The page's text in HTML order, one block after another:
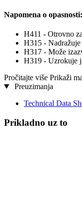
Napomena o opasnosti:
H411 - Otrovno
H315 - Nadražuje
H317 - Može
H319 - Uzrokuje
Pročitajte više Prikaži
Preuzimanja
Technical Data
Prikladno uz to